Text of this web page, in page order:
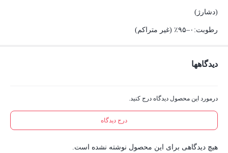
(دشارژ)
رطوبت:۰–۹۵٪ (غیر متراکم)
دیدگاهها
درمورد این محصول دیدگاه درج کنید.
درج دیدگاه
هیچ دیدگاهی برای این محصول نوشته نشده است.